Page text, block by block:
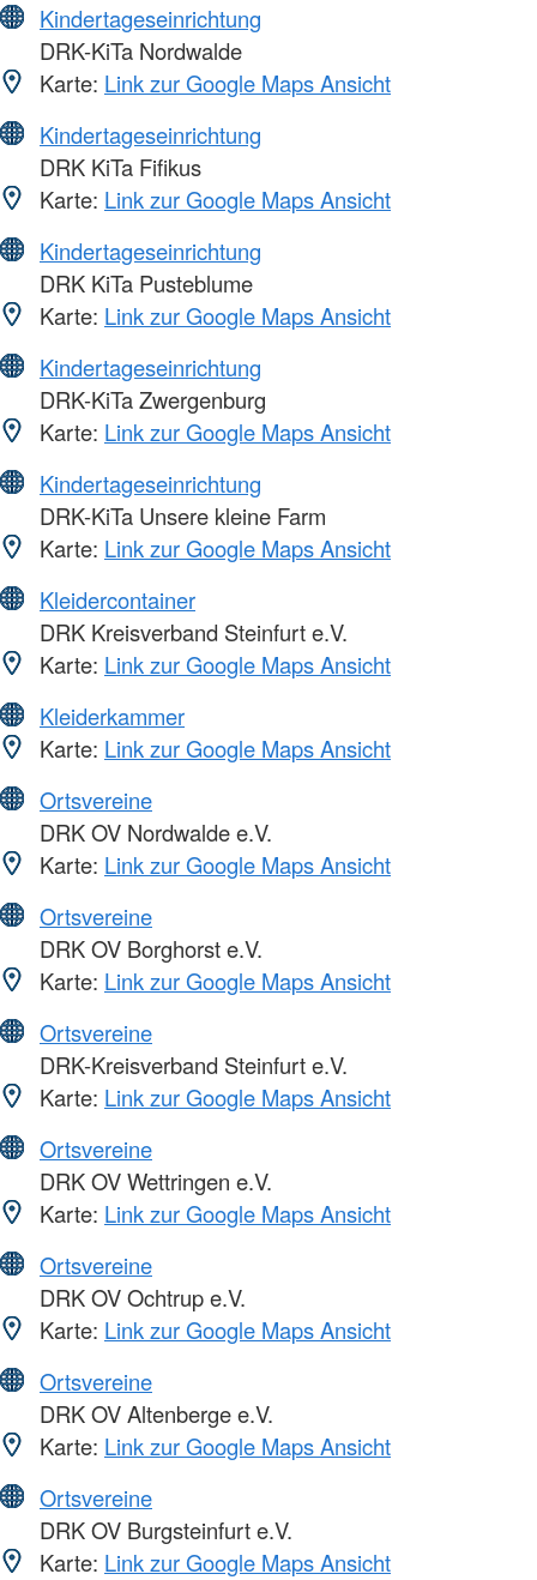
Kindertageseinrichtung
DRK-KiTa Nordwalde
Karte: Link zur Google Maps Ansicht
Kindertageseinrichtung
DRK KiTa Fifikus
Karte: Link zur Google Maps Ansicht
Kindertageseinrichtung
DRK KiTa Pusteblume
Karte: Link zur Google Maps Ansicht
Kindertageseinrichtung
DRK-KiTa Zwergenburg
Karte: Link zur Google Maps Ansicht
Kindertageseinrichtung
DRK-KiTa Unsere kleine Farm
Karte: Link zur Google Maps Ansicht
Kleidercontainer
DRK Kreisverband Steinfurt e.V.
Karte: Link zur Google Maps Ansicht
Kleiderkammer
Karte: Link zur Google Maps Ansicht
Ortsvereine
DRK OV Nordwalde e.V.
Karte: Link zur Google Maps Ansicht
Ortsvereine
DRK OV Borghorst e.V.
Karte: Link zur Google Maps Ansicht
Ortsvereine
DRK-Kreisverband Steinfurt e.V.
Karte: Link zur Google Maps Ansicht
Ortsvereine
DRK OV Wettringen e.V.
Karte: Link zur Google Maps Ansicht
Ortsvereine
DRK OV Ochtrup e.V.
Karte: Link zur Google Maps Ansicht
Ortsvereine
DRK OV Altenberge e.V.
Karte: Link zur Google Maps Ansicht
Ortsvereine
DRK OV Burgsteinfurt e.V.
Karte: Link zur Google Maps Ansicht